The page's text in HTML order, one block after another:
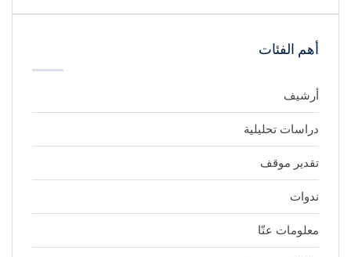
أهم الفئات
أرشيف
دراسات تحليلية
تقدير موقف
ندوات
معلومات عنّا